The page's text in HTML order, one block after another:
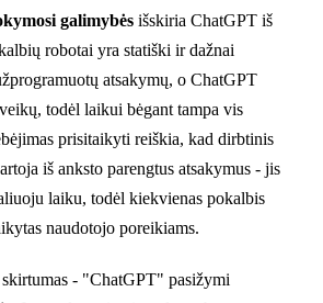
galimybės išskiria ChatGPT iš
robotai yra statiški ir dažnai
atsakymų, o ChatGPT
todėl laikui bėgant tampa vis
prisitaikyti reiškia, kad dirbtinis
iš anksto parengtus atsakymus - jis
laiku, todėl kiekvienas pokalbis
naudotojo poreikiams.
- "ChatGPT" pasižymi